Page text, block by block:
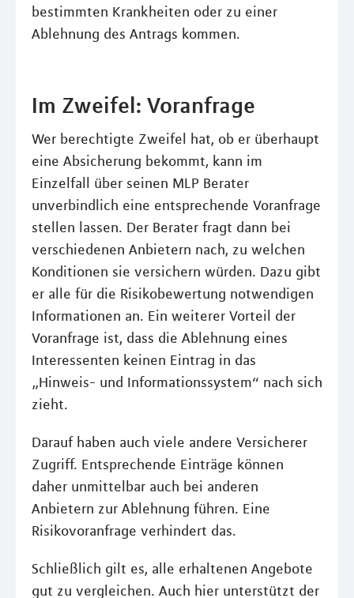
bestimmten Krankheiten oder zu einer
Ablehnung des Antrags kommen.
Im Zweifel: Voranfrage
Wer berechtigte Zweifel hat, ob er überhaupt
eine Absicherung bekommt, kann im
Einzelfall über seinen MLP Berater
unverbindlich eine entsprechende Voranfrage
stellen lassen. Der Berater fragt dann bei
verschiedenen Anbietern nach, zu welchen
Konditionen sie versichern würden. Dazu gibt
er alle für die Risikobewertung notwendigen
Informationen an. Ein weiterer Vorteil der
Voranfrage ist, dass die Ablehnung eines
Interessenten keinen Eintrag in das
„Hinweis- und Informationssystem“ nach sich
zieht.
Darauf haben auch viele andere Versicherer
Zugriff. Entsprechende Einträge können
daher unmittelbar auch bei anderen
Anbietern zur Ablehnung führen. Eine
Risikovoranfrage verhindert das.
Schließlich gilt es, alle erhaltenen Angebote
gut zu vergleichen. Auch hier unterstützt der